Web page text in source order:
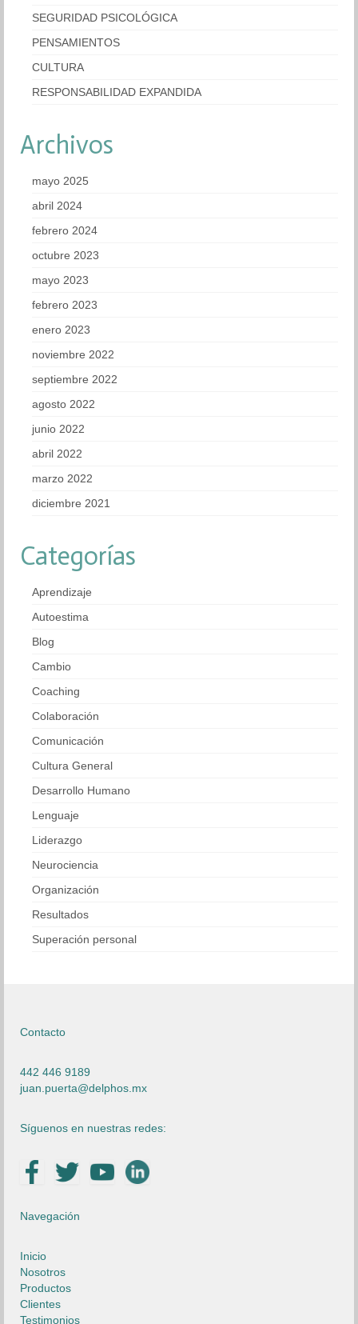
SEGURIDAD PSICOLÓGICA
PENSAMIENTOS
CULTURA
RESPONSABILIDAD EXPANDIDA
Archivos
mayo 2025
abril 2024
febrero 2024
octubre 2023
mayo 2023
febrero 2023
enero 2023
noviembre 2022
septiembre 2022
agosto 2022
junio 2022
abril 2022
marzo 2022
diciembre 2021
Categorías
Aprendizaje
Autoestima
Blog
Cambio
Coaching
Colaboración
Comunicación
Cultura General
Desarrollo Humano
Lenguaje
Liderazgo
Neurociencia
Organización
Resultados
Superación personal
Contacto
442 446 9189
juan.puerta@delphos.mx
Síguenos en nuestras redes:
Navegación
Inicio
Nosotros
Productos
Clientes
Testimonios